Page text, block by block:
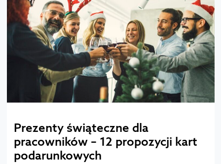
Prezenty świąteczne dla
pracowników – 12 propozycji kart
podarunkowych